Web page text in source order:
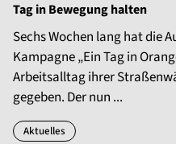
Tag in Bewegung halten
Sechs Wochen lang hat die
Kampagne „Ein Tag in
Arbeitsalltag ihrer
gegeben. Der nun ...
Aktuelles